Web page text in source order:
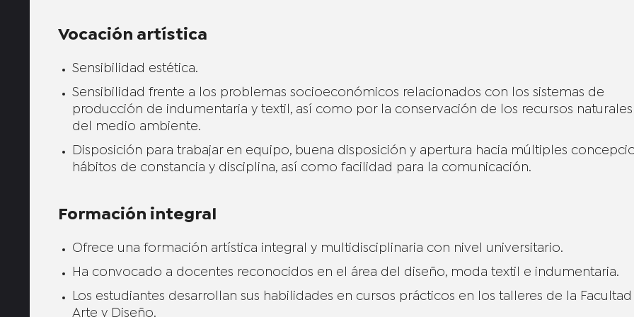
Vocación artística
Sensibilidad estética.
Sensibilidad frente a los problemas socioeconómicos relacionados con los sistemas de
producción de indumentaria y textil, así como por la conservación de los recursos naturales
del medio ambiente.
Disposición para trabajar en equipo, buena disposición y apertura hacia múltiples
hábitos de constancia y disciplina, así como facilidad para la comunicación.
Formación integral
Ofrece una formación artística integral y multidisciplinaria con nivel universitario.
Ha convocado a docentes reconocidos en el área del diseño, moda textil e indumentaria.
Los estudiantes desarrollan sus habilidades en cursos prácticos en los talleres de la
Arte y Diseño.